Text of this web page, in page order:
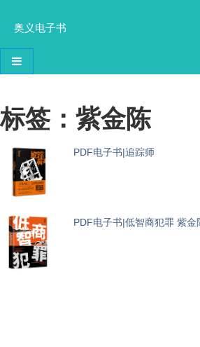
奥义电子书
导航切换
标签：紫金陈
PDF电子书|追踪师
PDF电子书|低智商犯罪 紫金